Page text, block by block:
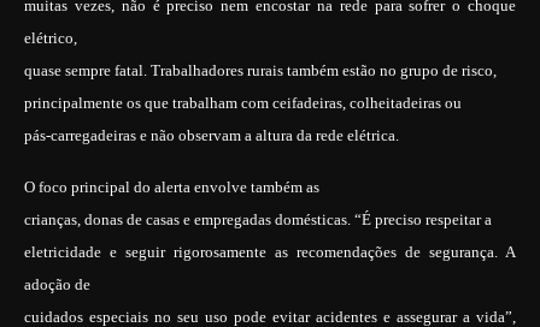
muitas vezes, não é preciso nem encostar na rede para sofrer o choque
elétrico,
quase sempre fatal. Trabalhadores rurais também estão no grupo de risco,
principalmente os que trabalham com ceifadeiras, colheitadeiras ou
pás-carregadeiras e não observam a altura da rede elétrica.
O foco principal do alerta envolve também as
crianças, donas de casas e empregadas domésticas. “É preciso respeitar a
eletricidade e seguir rigorosamente as recomendações de segurança. A
adoção de
cuidados especiais no seu uso pode evitar acidentes e assegurar a vida”,